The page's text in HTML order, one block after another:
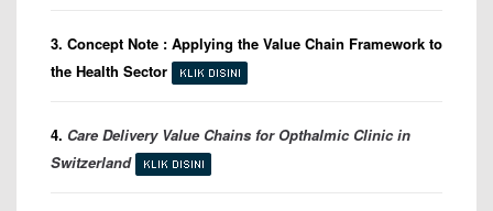
3. Concept Note : Applying the Value Chain Framework to
the Health Sector
4. Care Delivery Value Chains for Opthalmic Clinic in
Switzerland